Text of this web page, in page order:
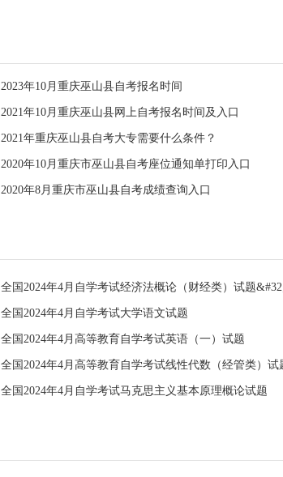
2023年10月重庆巫山县自考报名时间
2021年10月重庆巫山县网上自考报名时间及入口
2021年重庆巫山县自考大专需要什么条件？
2020年10月重庆市巫山县自考座位通知单打印入口
2020年8月重庆市巫山县自考成绩查询入口
全国2024年4月自学考试大学语文试题
全国2024年4月高等教育自学考试英语（一）试题
全国2024年4月高等教育自学考试线性代数（经管类）试
全国2024年4月自学考试马克思主义基本原理概论试题